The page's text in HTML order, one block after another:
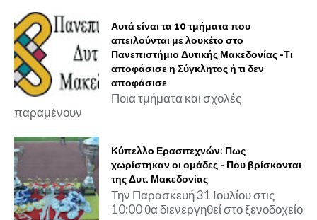
Αυτά είναι τα 10 τμήματα που
απειλούνται με λουκέτο στο
Πανεπιστήμιο Δυτικής Μακεδονίας -Τι
αποφάσισε η Σύγκλητος ή τι δεν
αποφάσισε
Ποια τμήματα και σχολές
παραμένουν
Κύπελλο Ερασιτεχνών: Πως
χωρίστηκαν οι ομάδες - Που βρίσκονται
της Δυτ. Μακεδονίας
Την Παρασκευή 31 Ιουλίου στις
10:00 θα διενεργηθεί στο ξενοδοχείο